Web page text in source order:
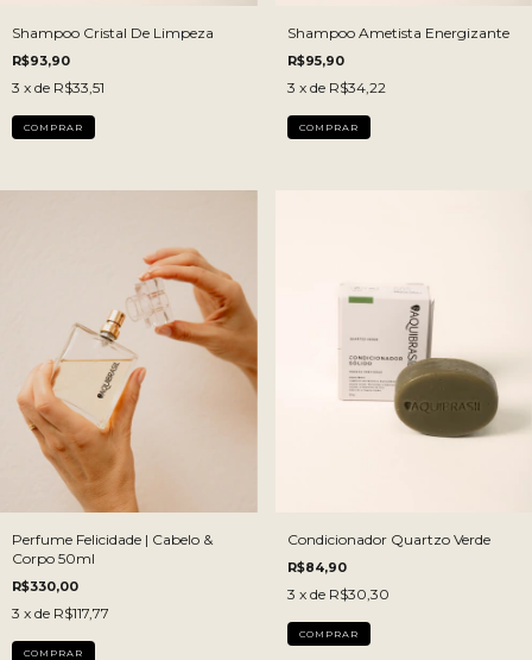
Shampoo Cristal De Limpeza
R$93,90
3 x de R$33,51
Shampoo Ametista Energizante
R$95,90
3 x de R$34,22
Perfume Felicidade | Cabelo &
Corpo 50ml
R$330,00
3 x de R$117,77
COMPRAR
Condicionador Quartzo Verde
R$84,90
3 x de R$30,30